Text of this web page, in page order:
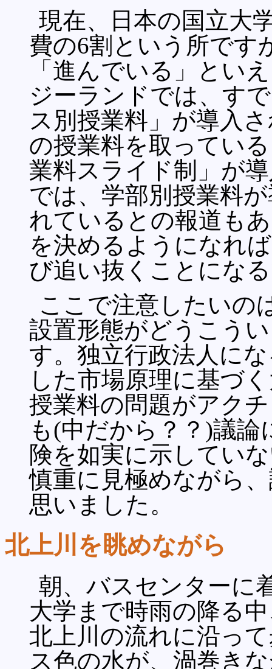
現在、日本の国立大
費の6割という所です
「進んでいる」とい
ジーランドでは、す
ス別授業料」が導入
の授業料を取ってい
業料スライド制」が
では、学部別授業料
れているとの報道も
を決めるようになれ
び追い抜くことにな
ここで注意したいの
設置形態がどうこう
す。独立行政法人に
した市場原理に基づ
授業料の問題がアク
も(中だから？？)議
険を如実に示してい
慎重に見極めながら
思いました。
北上川を眺めながら
朝、バスセンターに
大学まで時雨の降る
北上川の流れに沿っ
ス色の水が、渦巻き